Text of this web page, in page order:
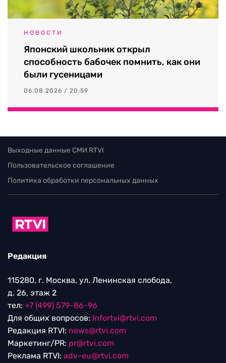
НОВОСТИ
Японский школьник открыл
способность бабочек помнить, как они
были гусеницами
06.08.2026 / 20:59
Выходные данные СМИ RTVI
Пользовательское соглашение
Политика обработки персональных данных
Редакция
115280, г. Москва, ул. Ленинская слобода,
д. 26, этаж 2
тел: +7 (499) 579-86-96
Для общих вопросов: Infortvi@rtvi.com
Редакция RTVI: news@rtvi.com
Маркетинг/PR: pr@rtvi.com
Реклама RTVI: adv-eu@rtvi.com